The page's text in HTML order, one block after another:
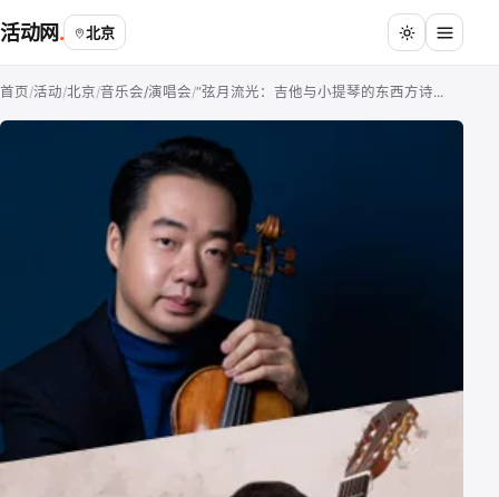
活动网 北京
首页/活动/北京/音乐会/演唱会/“弦月流光：吉他与小提琴的东西方诗...